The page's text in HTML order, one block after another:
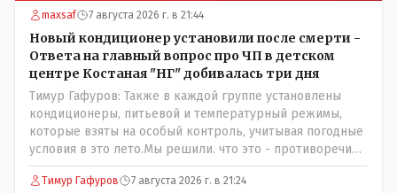
maxsaf 7 августа 2026 г. в 21:44
Новый кондиционер установили после смерти -
Ответа на главный вопрос про ЧП в детском
центре Костаная "НГ" добивалась три дня
Тимур Гафуров: Также в каждой группе установлены
кондиционеры, питьевой и температурный режимы,
которые взяты на особый контроль, учитывая погодные
условия в это лето.Мы решили. что это - противоречие.
Вы считаете иначе?Ну тут противоречия нет. Этот
комментарий прозвучал на следующий день после
Тимур Гафуров 7 августа 2026 г. в 21:24